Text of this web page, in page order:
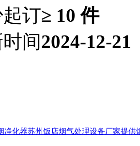
订≥ 10 件
间2024-12-21
净化器苏州饭店烟气处理设备厂家提供